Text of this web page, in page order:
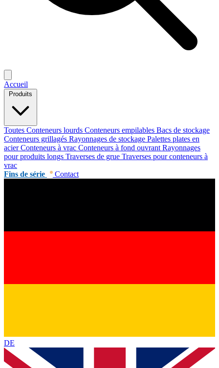
Accueil
Toutes Conteneurs lourds Conteneurs empilables Bacs de stockage
Conteneurs grillagés Rayonnages de stockage Palettes plates en
acierConteneurs à vrac Conteneurs à fond ouvrant Rayonnages
pour produits longs Traverses de grue Traverses pour conteneurs à
vrac
Fins de série
Contact
DE